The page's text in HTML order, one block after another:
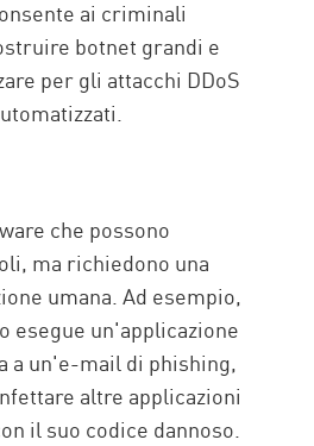
ai criminali
botnet grandi e
per gli attacchi DDoS
che possono
ma richiedono una
umana. Ad esempio,
esegue un'applicazione
a un'e-mail di phishing,
altre applicazioni
il suo codice dannoso.